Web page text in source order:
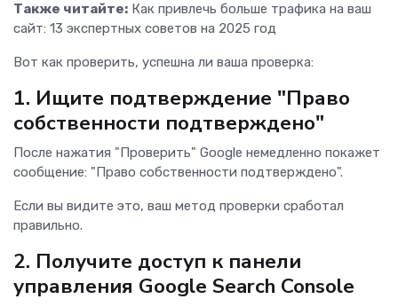
Также читайте: Как привлечь больше трафика на ваш
сайт: 13 экспертных советов на 2025 год
Вот как проверить, успешна ли ваша проверка:
1. Ищите подтверждение "Право
собственности подтверждено"
После нажатия "Проверить" Google немедленно покажет
сообщение: "Право собственности подтверждено".
Если вы видите это, ваш метод проверки сработал
правильно.
2. Получите доступ к панели
управления Google Search Console